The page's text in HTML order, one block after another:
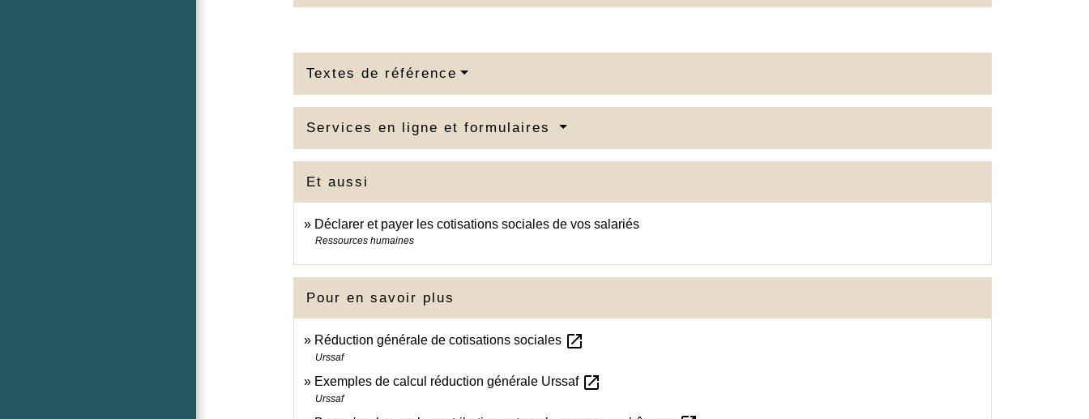
Textes de référence
Services en ligne et formulaires
Et aussi
Déclarer et payer les cotisations sociales de vos salariés
Ressources humaines
Pour en savoir plus
Réduction générale de cotisations sociales open_in_new
Urssaf
Exemples de calcul réduction générale Urssaf open_in_new
Urssaf